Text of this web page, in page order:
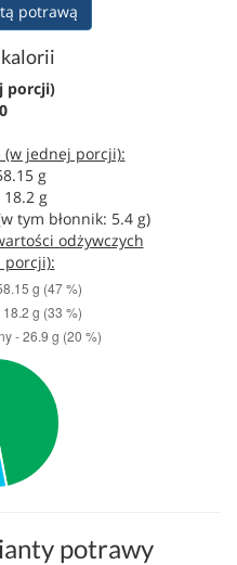
potrawą
porcji)
(w jednej porcji):
g
18.2 g
tym błonnik: 5.4 g)
odżywczych
porcji):
potrawy